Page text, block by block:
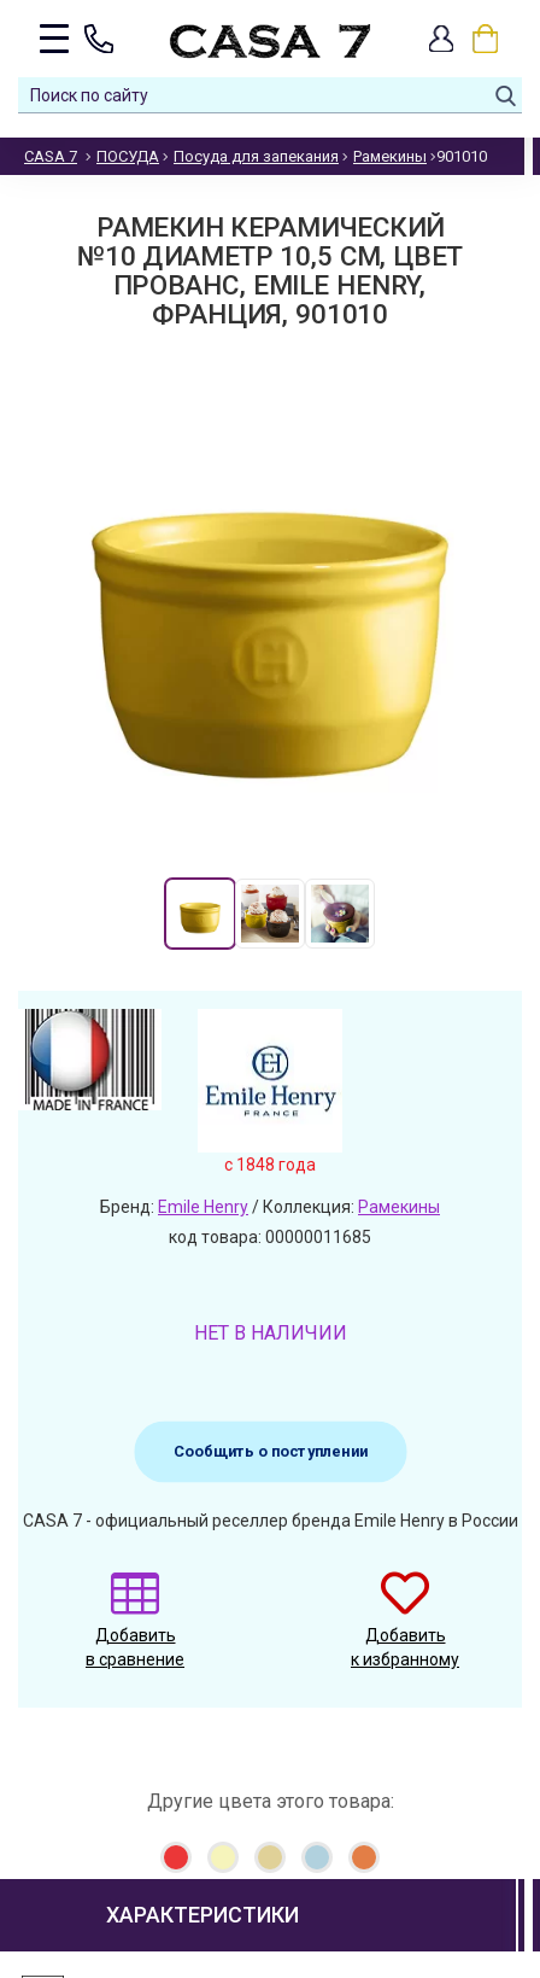
CASA 7 ПОСУДА Посуда для запекания Рамекины 901010
РАМЕКИН КЕРАМИЧЕСКИЙ
№10 ДИАМЕТР 10,5 СМ, ЦВЕТ
ПРОВАНС, EMILE HENRY,
ФРАНЦИЯ, 901010
c 1848 года
Бренд: Emile Henry/ Коллекция: Рамекины
код товара: 00000011685
НЕТ В НАЛИЧИИ
Сообщить о поступлении
CASA 7 - официальный реселлер бренда Emile Henry в России
Добавить
в сравнение
Добавить
к избранному
Другие цвета этого товара:
ХАРАКТЕРИСТИКИ